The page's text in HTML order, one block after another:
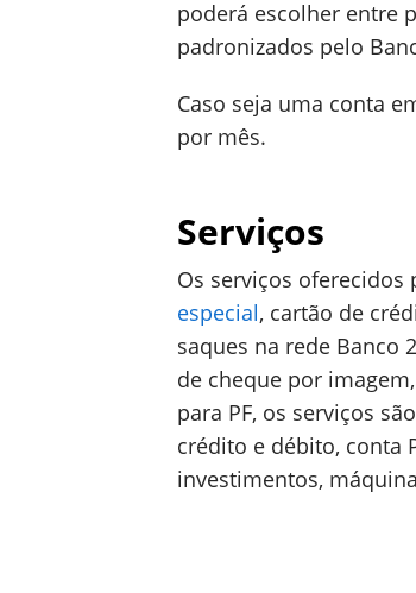
poderá escolher entre
padronizados pelo
Caso seja uma conta
por mês.
Serviços
Os serviços oferecidos
especial, cartão de
saques na rede Banco
de cheque por
para PF, os serviços
crédito e débito, conta
investimentos,